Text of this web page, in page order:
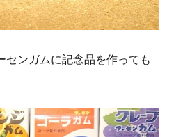
センガムに記念品を作っても